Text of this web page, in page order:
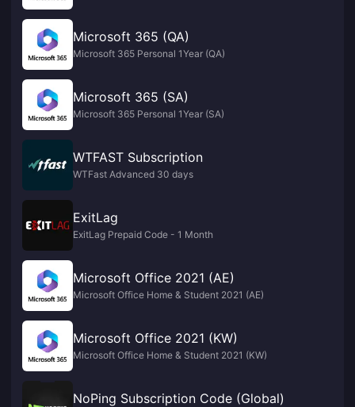
Microsoft 365 (QA)
Microsoft 365 Personal 1Year (QA)
Microsoft 365 (SA)
Microsoft 365 Personal 1Year (SA)
WTFAST Subscription
WTFast Advanced 30 days
ExitLag
ExitLag Prepaid Code - 1 Month
Microsoft Office 2021 (AE)
Microsoft Office Home & Student 2021 (AE)
Microsoft Office 2021 (KW)
Microsoft Office Home & Student 2021 (KW)
NoPing Subscription Code (Global)